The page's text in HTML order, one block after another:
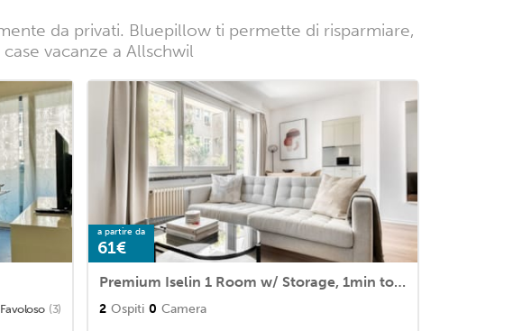
da privati. Bluepillow ti permette di risparmiare,
vacanze a Allschwil
Favoloso (3)
a partire da
61€
Premium Iselin 1 Room w/ Storage, 1min to Local Market, by Blueground
2 Ospiti 0 Camera